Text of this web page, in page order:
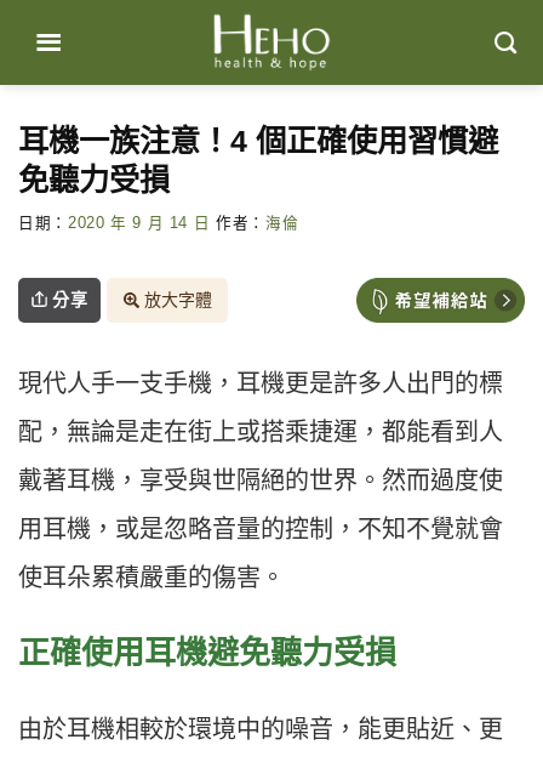
content
耳機一族注意！4 個正確使用習慣避
免聽力受損
日期： 2020 年 9 月 14 日 作者： 海倫
分享 放大字體
現代人手一支手機，耳機更是許多人出門的標
配，無論是走在街上或搭乘捷運，都能看到人
戴著耳機，享受與世隔絕的世界。然而過度使
用耳機，或是忽略音量的控制，不知不覺就會
使耳朵累積嚴重的傷害。
正確使用耳機避免聽力受損
由於耳機相較於環境中的噪音，能更貼近、更